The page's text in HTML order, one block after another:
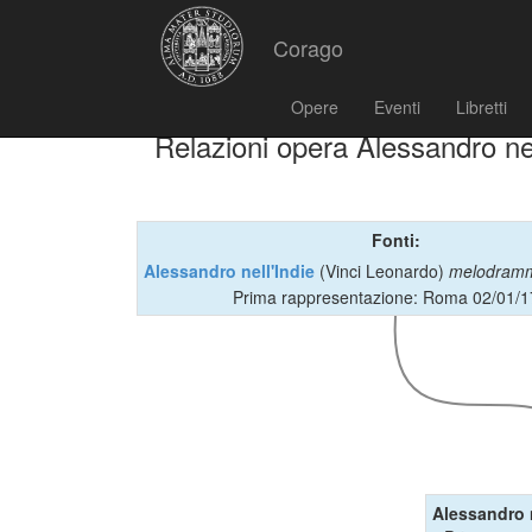
Corago
Opere Eventi Libretti
Relazioni opera Alessandro
Fonti:
Alessandro nell'Indie (Vinci Leonardo)
Prima rappresentazione: Roma 02/01/
Alessandro